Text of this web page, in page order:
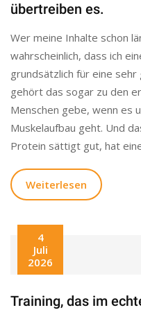
übertreiben es.
Wer meine Inhalte schon
wahrscheinlich, dass ich
grundsätzlich für eine
gehört das sogar zu den
Menschen gebe, wenn es
Muskelaufbau geht. Und
Protein sättigt gut, hat
Weiterlesen
4
Juli
2026
Training, das im